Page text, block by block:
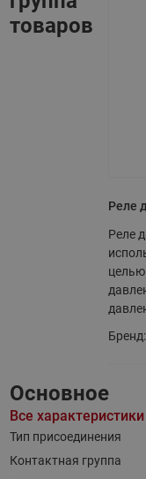
товаров
Реле
Реле
Бренд:
Основное
Все характеристики
Тип присоединения
Контактная группа